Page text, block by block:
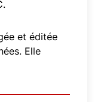
et éditée
Elle